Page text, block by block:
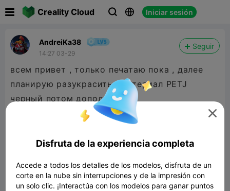
Creality Cloud   Iniciar sesión
AndreiKa38
14:27 03-29
Seguir
всем привет , только печатаю пока , далее
планирую разукрасить , материал PETJ
черный потом дополню

Disfruta de la experiencia completa
Accede a todos los detalles de los modelos, disfruta de un
corte en la nube sin interrupciones y de la impresión con
un solo clic. ¡Interactúa con los modelos para ganar puntos